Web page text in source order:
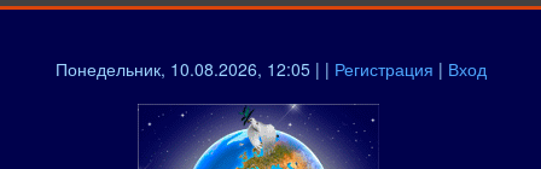
Понедельник, 10.08.2026, 12:05 | | Регистрация | Вход